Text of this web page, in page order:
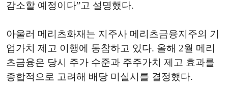
감소할 예정이다”고 설명했다.
아울러 메리츠화재는 지주사 메리츠금융지주의 기
업가치 제고 이행에 동참하고 있다. 올해 2월 메리
츠금융은 당시 주가 수준과 주주가치 제고 효과를
종합적으로 고려해 배당 미실시를 결정했다.